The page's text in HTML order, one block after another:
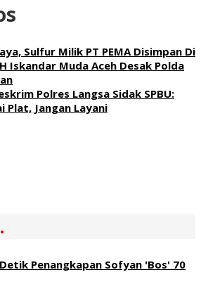
Sulfur Milik PT PEMA Disimpan Di
Iskandar Muda Aceh Desak Polda
Polres Langsa Sidak SPBU:
Plat, Jangan Layani